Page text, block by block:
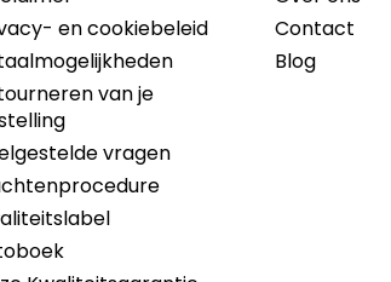
en cookiebeleid
van je
vragen
Contact
Blog